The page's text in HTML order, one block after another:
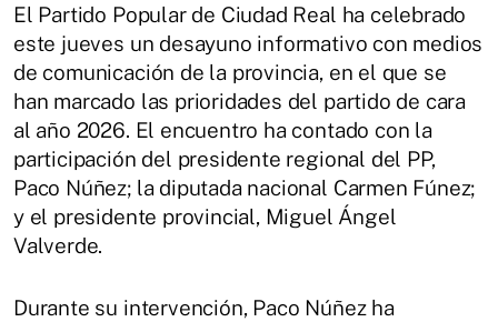
El Partido Popular de Ciudad Real ha celebrado
este jueves un desayuno informativo con medios
de comunicación de la provincia, en el que se
han marcado las prioridades del partido de cara
al año 2026. El encuentro ha contado con la
participación del presidente regional del PP,
Paco Núñez; la diputada nacional Carmen Fúnez;
y el presidente provincial, Miguel Ángel
Valverde.
Durante su intervención, Paco Núñez ha